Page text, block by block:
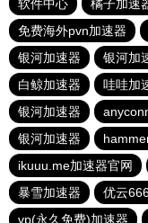
软件中心
橘子加速
免费海外pvn加速器
银河加速器
银河加
白鲸加速器
哇哇加
银河加速器
银河加速器
ikuuu.me加速器官网
暴雪加速器
优云
vp(永久免费)加速器